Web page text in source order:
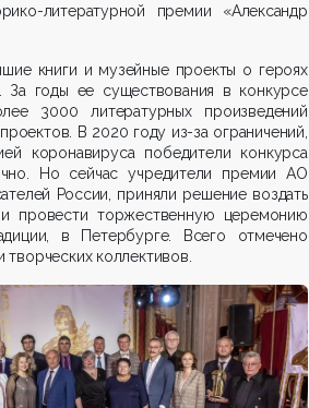
литературной премии «Александр
книги и музейные проекты о героях
За годы ее существования в конкурсе
3000 литературных произведений
В 2020 году из-за ограничений,
коронавируса победители конкурса
Но сейчас учредители премии АО
России, приняли решение воздать
провести торжественную церемонию
в Петербурге. Всего отмечено
творческих коллективов.